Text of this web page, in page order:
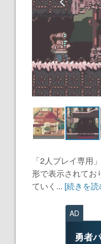
「2人プレイ専用
形で表示されてお
ていく... [続きを
AD
勇者